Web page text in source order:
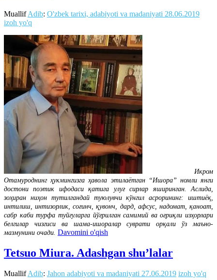
MuallifAdib: O'zbek tarixi, adabiyoti va madaniyati 28.06.2019
izoh yo'q
Икром
Отамуроднинг ҳукмингизга ҳавола этилаётган “Ишора” номли янги
достони поэтик ифодаси қатига улуғ сирлар яширинган. Аслида,
зоҳиран ниҳон тутилгандай туюлувчи кўнгил асрорининг: иштиёқ,
интилиш, интизорлик, соғинч, қувонч, дард, афсус, надомат, қаноат,
сабр каби турфа туйғуларга йўғрилган самимий ва оғриқли изҳорлари
белгилар чизгиси ва шама-ишоралар суврати орқали ўз маъно-
мазмунини очади. Davomini o'qish
Tetsuo Miura. Adashgan shu’lalar
MuallifAdib: Jahon adabiyoti va madaniyati 27.06.2019 izoh yo'q